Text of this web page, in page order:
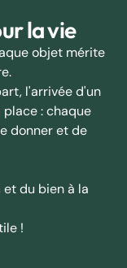
la vie
objet mérite
l'arrivée d'un
: chaque
donner et de
et du bien à la
!